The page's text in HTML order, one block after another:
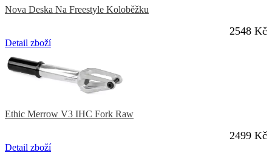
Nova Deska Na Freestyle Koloběžku
2548 Kč
Detail zboží
Ethic Merrow V3 IHC Fork Raw
2499 Kč
Detail zboží